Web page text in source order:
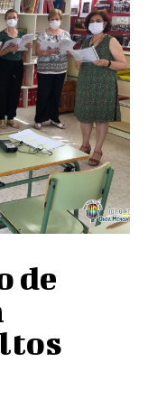
de